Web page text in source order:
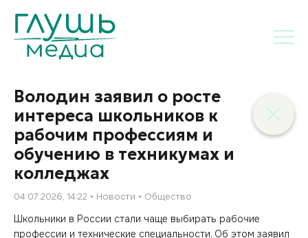
Володин заявил о росте
интереса школьников к
рабочим профессиям и
обучению в техникумах и
колледжах
04.07.2026, 14:22 Новости Общество
Школьники в России стали чаще выбирать рабочие
профессии и технические специальности. Об этом заявил